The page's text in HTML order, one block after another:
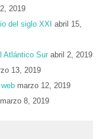
2019
del siglo XXI
abril 15,
Atlántico Sur abril 2, 2019
13, 2019
marzo 12, 2019
marzo 8, 2019